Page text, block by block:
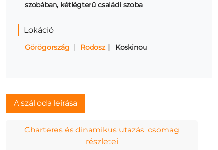
szobában, kétlégterű családi szoba
Lokáció
Görögország Rodosz Koskinou
A szálloda leírása
Charteres és dinamikus utazási csomag
részletei